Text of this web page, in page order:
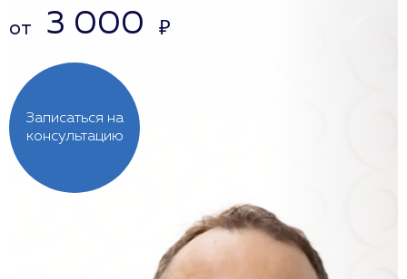
Записаться на
консультацию
от 3 000 ₽